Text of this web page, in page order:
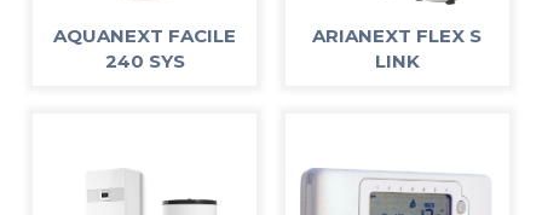
AQUANEXT FACILE
240 SYS
ARIANEXT FLEX S
LINK